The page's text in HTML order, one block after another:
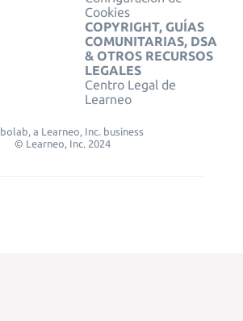
Cookies
COPYRIGHT, GUÍAS
COMUNITARIAS, DSA
& OTROS RECURSOS
LEGALES
Centro Legal de
Learneo
a Learneo, Inc. business
© Learneo, Inc. 2024